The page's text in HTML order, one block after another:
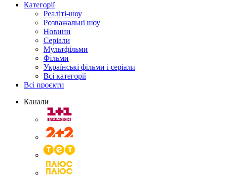
Категорії
Реаліті-шоу
Розважальні шоу
Новини
Серіали
Мультфільми
Фільми
Українські фільми і серіали
Всі категорії
Всі проєкти
Канали